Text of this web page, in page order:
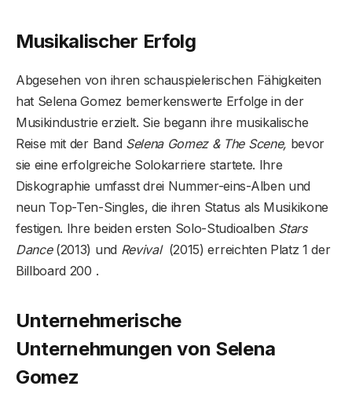
Musikalischer Erfolg
Abgesehen von ihren schauspielerischen Fähigkeiten
hat Selena Gomez bemerkenswerte Erfolge in der
Musikindustrie erzielt. Sie begann ihre musikalische
Reise mit der Band Selena Gomez & The Scene, bevor
sie eine erfolgreiche Solokarriere startete. Ihre
Diskographie umfasst drei Nummer-eins-Alben und
neun Top-Ten-Singles, die ihren Status als Musikikone
festigen. Ihre beiden ersten Solo-Studioalben Stars
Dance(2013) und Revival(2015) erreichten Platz 1 der
Billboard 200 .
Unternehmerische
Unternehmungen von Selena
Gomez